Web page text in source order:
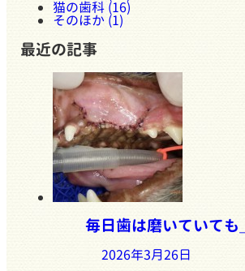
猫の歯科 (16)
そのほか (1)
最近の記事
毎日歯は磨いていても
2026年3月26日